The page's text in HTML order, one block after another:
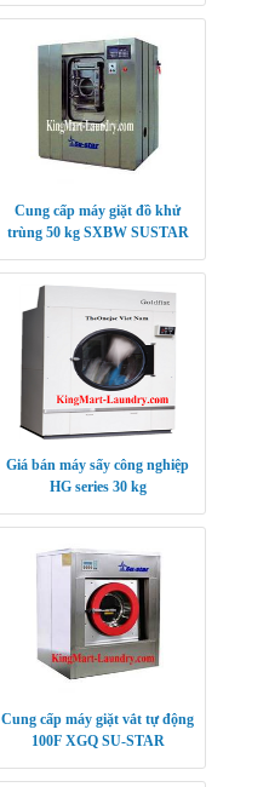
Cung cấp máy giặt đồ khử
trùng 50 kg SXBW SUSTAR
Giá bán máy sấy công nghiệp
HG series 30 kg
Cung cấp máy giặt vắt tự động
100F XGQ SU-STAR